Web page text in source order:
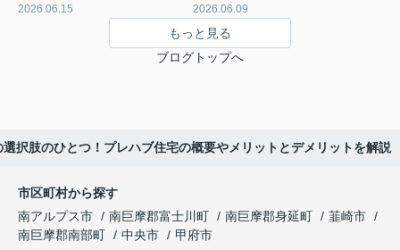
2026.06.15 2026.06.09
もっと見る
ブログトップへ
選択肢のひとつ！プレハブ住宅の概要やメリットとデメリットを解説
市区町村から探す
南アルプス市
南巨摩郡富士川町 南巨摩郡身延町
韮崎市
南巨摩郡南部町
中央市
甲府市